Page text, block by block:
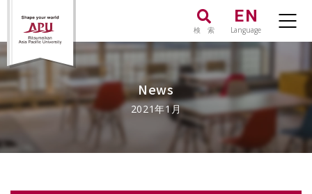
検 索
EN
Language
News
2021年1月